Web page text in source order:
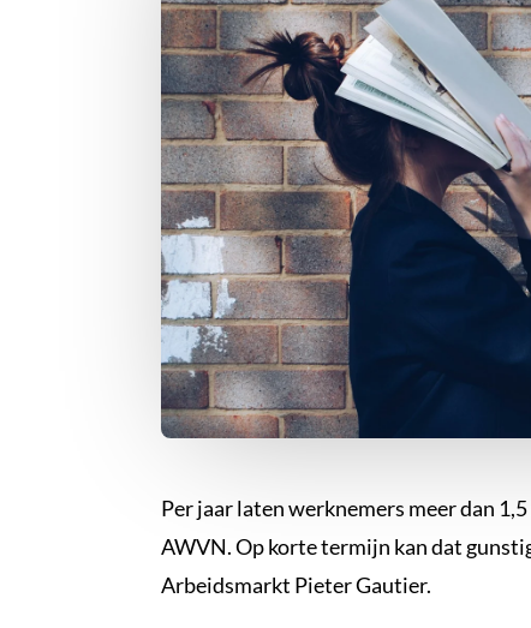
Per jaar laten werknemers meer dan
AWVN. Op korte termijn kan dat
Arbeidsmarkt Pieter Gautier.